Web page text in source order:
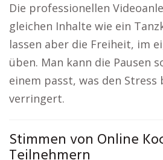
Die professionellen
gleichen Inhalte wie ein
lassen aber die Freiheit, im
üben. Man kann die Pausen
einem passt, was den Stress
verringert.
Stimmen von Online